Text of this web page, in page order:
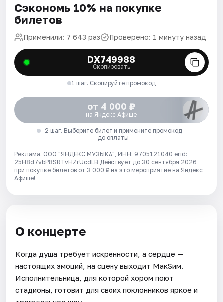
Сэкономь 10% на покупке
билетов
Применили: 7 643 раз Проверено: 1 минуту назад
DX749988
Скопировать
1 шаг. Скопируйте промокод
от 4 000 ₽
на Яндекс Афише
2 шаг. Выберите билет и примените промокод
до оплаты
Реклама. ООО "ЯНДЕКС МУЗЫКА", ИНН: 9705121040 erid:
25H8d7vbP8SRTvHZrUcdLB Действует до 30 сентября 2026
при покупке билетов от 3 000 ₽ на это мероприятие на Яндекс
Афише!
О концерте
Когда душа требует искренности, а сердце —
настоящих эмоций, на сцену выходит МакSим.
Исполнительница, для которой хором поют
стадионы, готовит для своих поклонников яркое и